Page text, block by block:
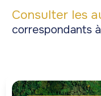
Consulter les
correspondants